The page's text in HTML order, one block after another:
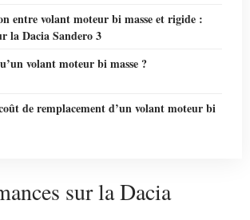
entre volant moteur bi masse et rigide :
la Dacia Sandero 3
volant moteur bi masse ?
de remplacement d’un volant moteur bi
sur la Dacia